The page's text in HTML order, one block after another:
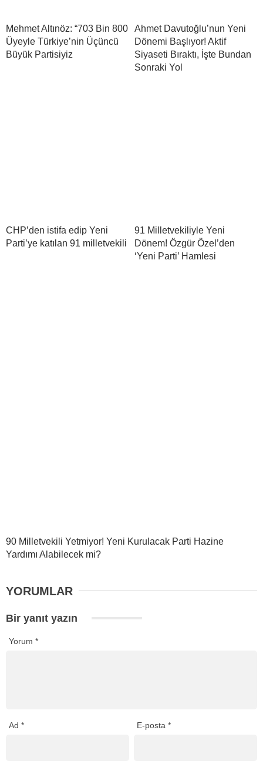
Mehmet Altınöz: “703 Bin 800
Üyeyle Türkiye’nin Üçüncü
Büyük Partisiyiz
Ahmet Davutoğlu’nun Yeni
Dönemi Başlıyor! Aktif
Siyaseti Bıraktı, İşte Bundan
Sonraki Yol
CHP’den istifa edip Yeni
Parti’ye katılan 91 milletvekili
91 Milletvekiliyle Yeni
Dönem! Özgür Özel’den
‘Yeni Parti’ Hamlesi
90 Milletvekili Yetmiyor! Yeni Kurulacak Parti Hazine
Yardımı Alabilecek mi?
YORUMLAR
Bir yanıt yazın
Yorum *
Ad * E-posta*